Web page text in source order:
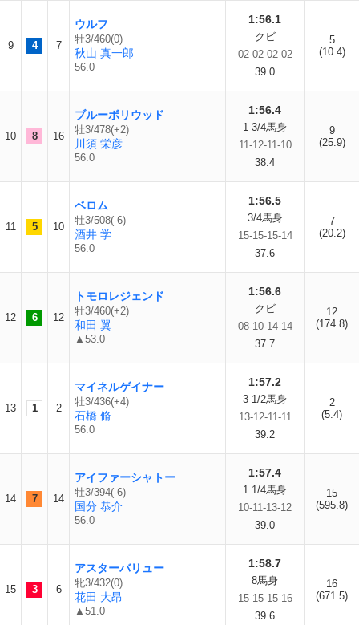
9 4 7
ウルフ
牡3/460(0)
秋山 真一郎
56.0
1:56.1
クビ
02-02-02-02
39.0
5
(10.4)
10 8 16
ブルーボリウッド
牡3/478(+2)
川須 栄彦
56.0
1:56.4
1 3/4馬身
11-12-11-10
38.4
9
(25.9)
11 5 10
ベロム
牡3/508(-6)
酒井 学
56.0
1:56.5
3/4馬身
15-15-15-14
37.6
7
(20.2)
12 6 12
トモロレジェンド
牡3/460(+2)
和田 翼
▲53.0
1:56.6
クビ
08-10-14-14
37.7
12
(174.8)
13 1 2
マイネルゲイナー
牡3/436(+4)
石橋 脩
56.0
1:57.2
3 1/2馬身
13-12-11-11
39.2
2
(5.4)
14 7 14
アイファーシャトー
牡3/394(-6)
国分 恭介
56.0
1:57.4
1 1/4馬身
10-11-13-12
39.0
15
(595.8)
15 3 6
アスターバリュー
牝3/432(0)
花田 大昂
▲51.0
1:58.7
8馬身
15-15-15-16
39.6
16
(671.5)